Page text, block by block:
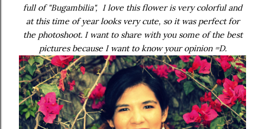
full of "Bugambilia", I love this flower is very colorful and
at this time of year looks very cute, so it was perfect for
the photoshoot. I want to share with you some of the best
pictures because I want to know your opinion =D.